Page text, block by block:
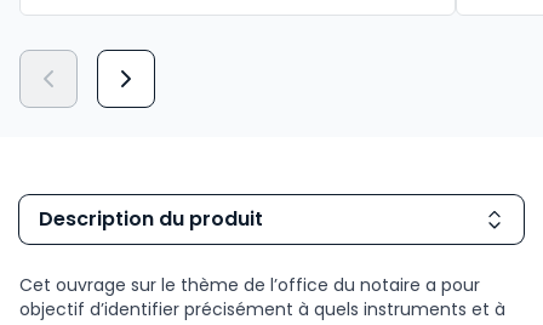
Description du produit
Cet ouvrage sur le thème de l’office du notaire a pour
objectif d’identifier précisément à quels instruments et à